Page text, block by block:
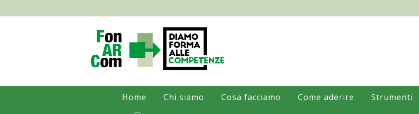
Home Chi siamo Cosa facciamo Come aderire Strumenti